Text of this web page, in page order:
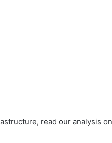
read our analysis on